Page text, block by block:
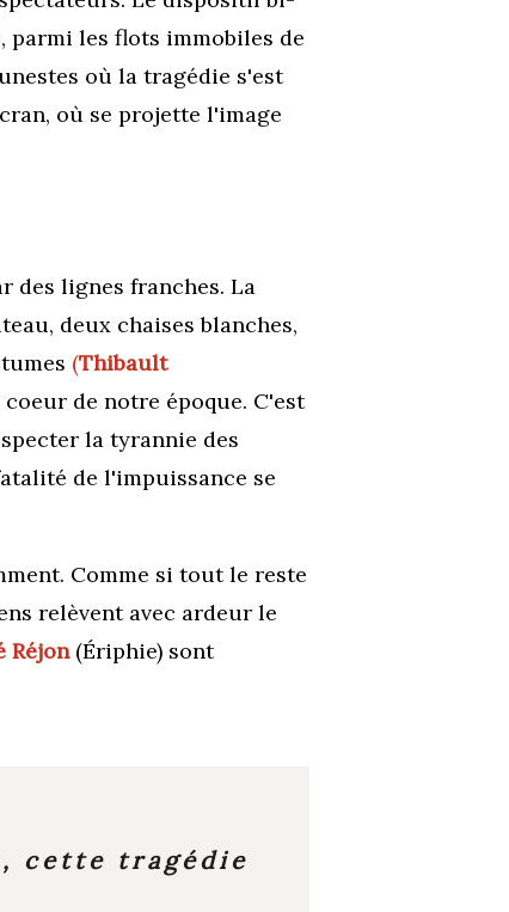
parmi les flots immobiles de
où la tragédie s'est
où se projette l'image
des lignes franches. La
deux chaises blanches,
(Thibault
de notre époque. C'est
la tyrannie des
de l'impuissance se
Comme si tout le reste
relèvent avec ardeur le
Réjon(Ériphie) sont
cette tragédie